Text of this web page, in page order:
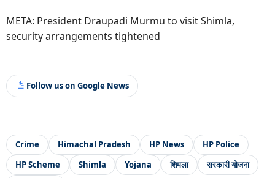
META: President Draupadi Murmu to visit Shimla,
security arrangements tightened
Follow us on Google News
Crime Himachal Pradesh HP News
HP Police
HP Scheme
Shimla Yojana शिमला
सरकारी योजना